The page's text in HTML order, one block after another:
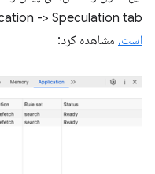
-> Speculation tab
است، مشاهده کرد: